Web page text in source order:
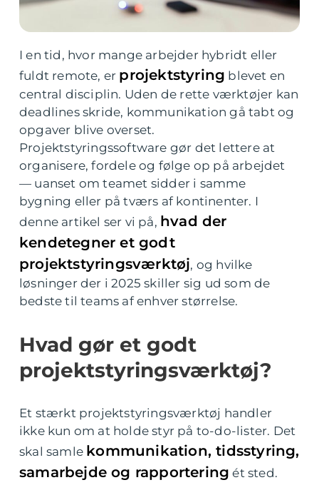
I en tid, hvor mange arbejder hybridt eller
fuldt remote, er projektstyring blevet en
central disciplin. Uden de rette værktøjer kan
deadlines skride, kommunikation gå tabt og
opgaver blive overset.
Projektstyringssoftware gør det lettere at
organisere, fordele og følge op på arbejdet
— uanset om teamet sidder i samme
bygning eller på tværs af kontinenter. I
denne artikel ser vi på, hvad der
kendetegner et godt
projektstyringsværktøj, og hvilke
løsninger der i 2025 skiller sig ud som de
bedste til teams af enhver størrelse.
Hvad gør et godt
projektstyringsværktøj?
Et stærkt projektstyringsværktøj handler
ikke kun om at holde styr på to-do-lister. Det
skal samle kommunikation, tidsstyring,
samarbejde og rapportering ét sted.